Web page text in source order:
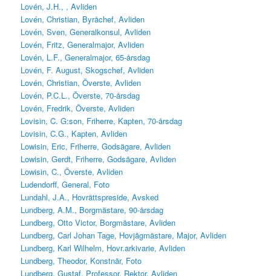
Lovén, J.H., , Avliden
Lovén, Christian, Byråchef, Avliden
Lovén, Sven, Generalkonsul, Avliden
Lovén, Fritz, Generalmajor, Avliden
Lovén, L.F., Generalmajor, 65-årsdag
Lovén, F. August, Skogschef, Avliden
Lovén, Christian, Överste, Avliden
Lovén, P.C.L., Överste, 70-årsdag
Lovén, Fredrik, Överste, Avliden
Lovisin, C. G:son, Friherre, Kapten, 70-årsdag
Lovisin, C.G., Kapten, Avliden
Lowisin, Eric, Friherre, Godsägare, Avliden
Lowisin, Gerdt, Friherre, Godsägare, Avliden
Lowisin, C., Överste, Avliden
Ludendorff, General, Foto
Lundahl, J.A., Hovrättspreside, Avsked
Lundberg, A.M., Borgmästare, 90-årsdag
Lundberg, Otto Victor, Borgmästare, Avliden
Lundberg, Carl Johan Tage, Hovjägmästare, Major, Avliden
Lundberg, Karl Wilhelm, Hovr.arkivarie, Avliden
Lundberg, Theodor, Konstnär, Foto
Lundberg, Gustaf, Professor, Rektor, Avliden